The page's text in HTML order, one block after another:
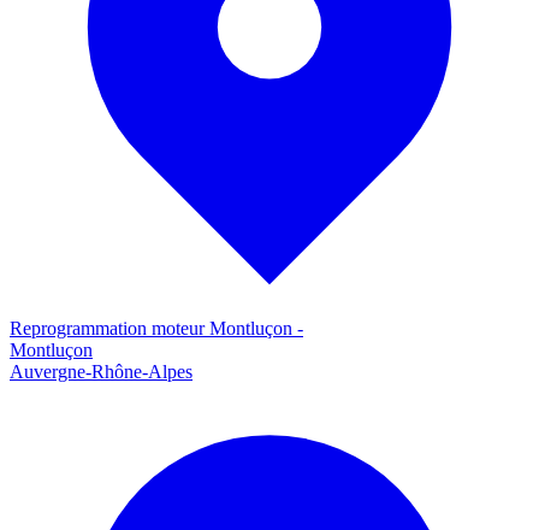
Reprogrammation moteurMontluçon -
Montluçon
Auvergne-Rhône-Alpes